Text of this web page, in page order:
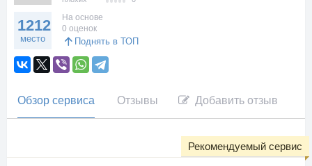
1212
место
На основе
0 оценок
Поднять в ТОП
Обзор сервиса Отзывы Добавить отзыв
Рекомендуемый сервис